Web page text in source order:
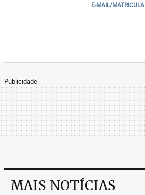
E-MAIL/MATRICULA
Publicidade
MAIS NOTÍCIAS